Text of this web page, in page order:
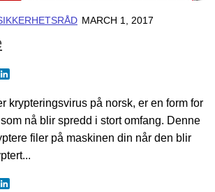
MARCH 1, 2017
krypteringsvirus på norsk, er en form for
nå blir spredd i stort omfang. Denne
filer på maskinen din når den blir